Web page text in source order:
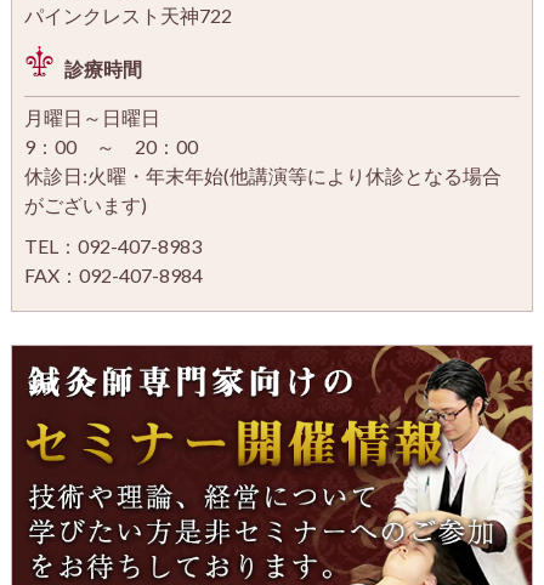
パインクレスト天神722
診療時間
月曜日～日曜日
9：00 ～ 20：00
休診日:火曜・年末年始(他講演等により休診となる場合
がございます)
TEL：092-407-8983
FAX：092-407-8984